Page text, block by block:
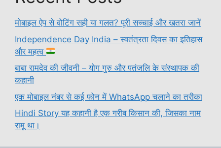
मोबाइल ऐप से वोटिंग सही या गलत? पूरी सच्चाई और खतरा जानें
Independence Day India – स्वतंत्रता दिवस का इतिहास
और महत्व
बाबा रामदेव की जीवनी – योग गुरु और पतंजलि के संस्थापक की
कहानी
एक मोबाइल नंबर से कई फोन में WhatsApp चलाने का तरीका
Hindi Story यह कहानी है एक गरीब किसान की, जिसका नाम
रामू था।